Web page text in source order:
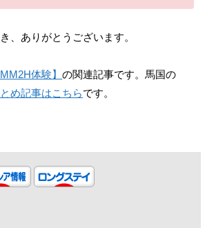
、ありがとうございます。
体験】 の関連記事です。馬国の
め記事はこちらです。